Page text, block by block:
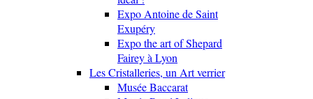
Expo Antoine de Saint
Exupéry
Expo the art of Shepard
Fairey à Lyon
Les Cristalleries, un Art verrier
Musée Baccarat